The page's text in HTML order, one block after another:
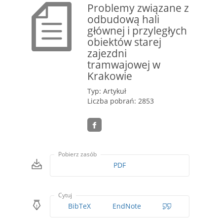
Problemy związane z
odbudową hali
głównej i przyległych
obiektów starej
zajezdni
tramwajowej w
Krakowie
Typ: Artykuł
Liczba pobrań: 2853
Pobierz zasób
PDF
Cytuj
BibTeX EndNote